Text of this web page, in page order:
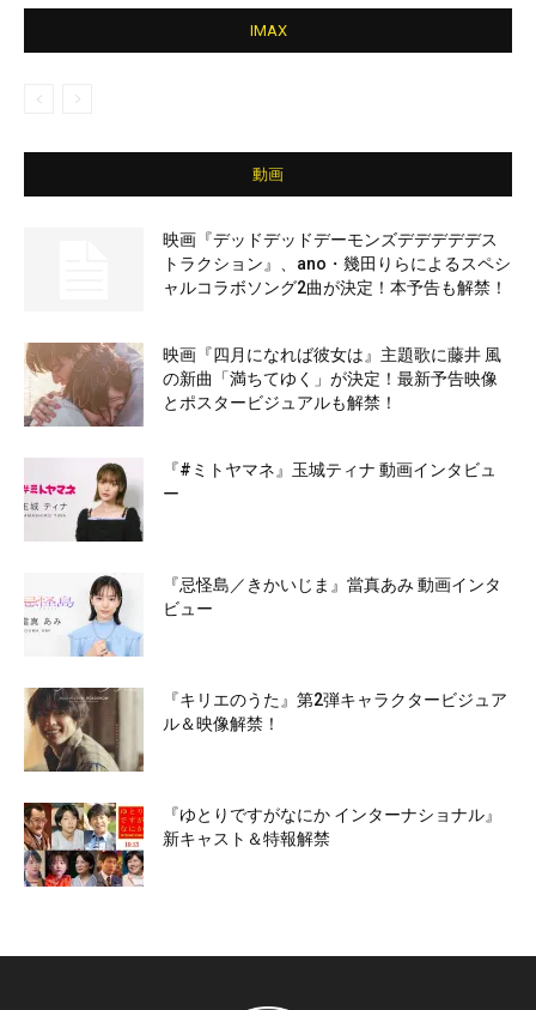
IMAX
動画
映画『デッドデッドデーモンズデデデデデス
トラクション』、ano・幾田りらによるスペシ
ャルコラボソング2曲が決定！本予告も解禁！
映画『四月になれば彼女は』主題歌に藤井 風
の新曲「満ちてゆく」が決定！最新予告映像
とポスタービジュアルも解禁！
『#ミトヤマネ』玉城ティナ 動画インタビュ
ー
『忌怪島／きかいじま』當真あみ 動画インタ
ビュー
『キリエのうた』第2弾キャラクタービジュア
ル＆映像解禁！
『ゆとりですがなにか インターナショナル』
新キャスト＆特報解禁